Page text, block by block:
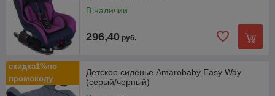
В наличии
296,40 руб.
скидка1%по
промокоду
Детское сиденье Amarobaby Easy Way
(серый/черный)